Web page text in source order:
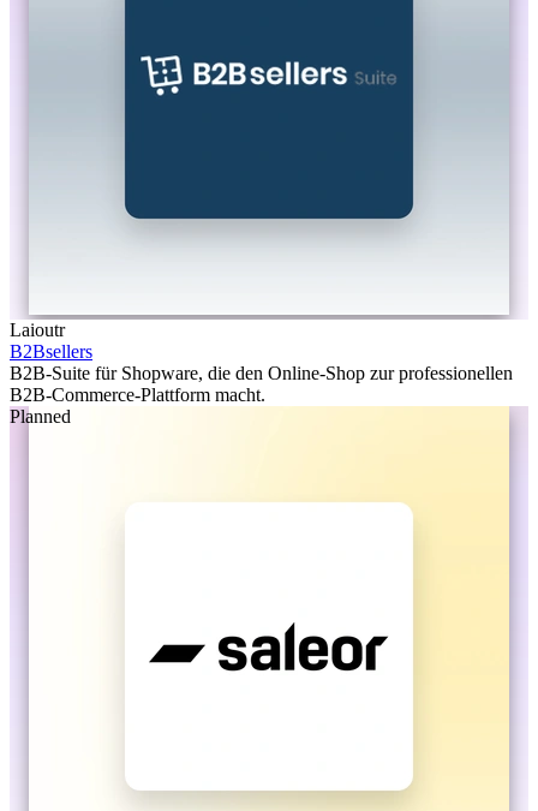
Laioutr
B2Bsellers
B2B-Suite für Shopware, die den Online-Shop zur professionellen
B2B-Commerce-Plattform macht.
Planned